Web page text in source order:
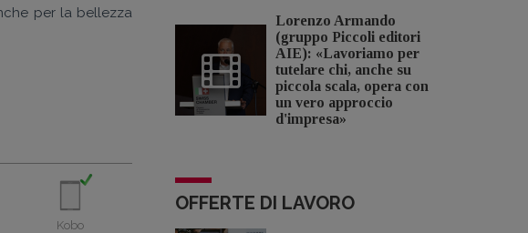
per la bellezza
Kobo
Lorenzo Armando
(gruppo Piccoli editori
AIE): «Lavoriamo per
tutelare chi, anche su
piccola scala, opera con
un vero approccio
d'impresa»
OFFERTE DI LAVORO